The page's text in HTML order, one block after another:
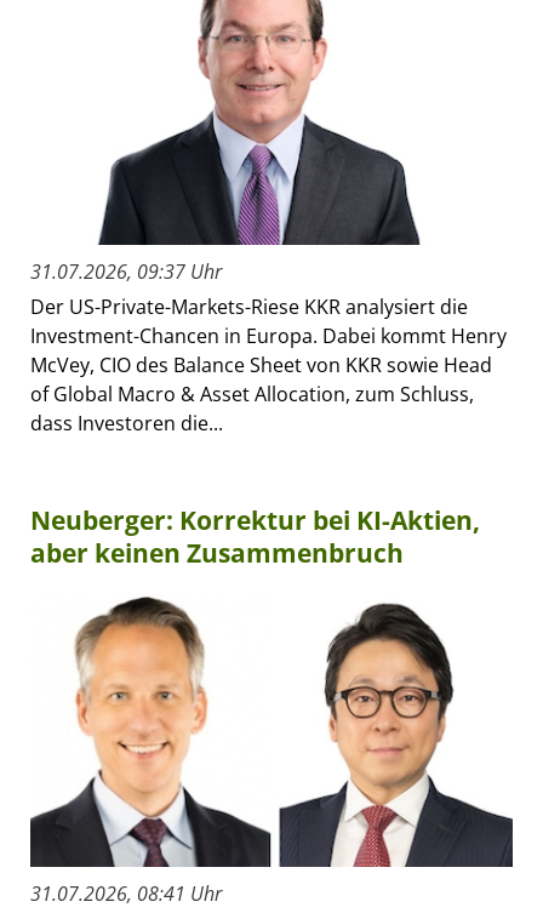
31.07.2026, 09:37 Uhr
Der US-Private-Markets-Riese KKR analysiert die
Investment-Chancen in Europa. Dabei kommt Henry
McVey, CIO des Balance Sheet von KKR sowie Head
of Global Macro & Asset Allocation, zum Schluss,
dass Investoren die...
Neuberger: Korrektur bei KI-Aktien,
aber keinen Zusammenbruch
31.07.2026, 08:41 Uhr